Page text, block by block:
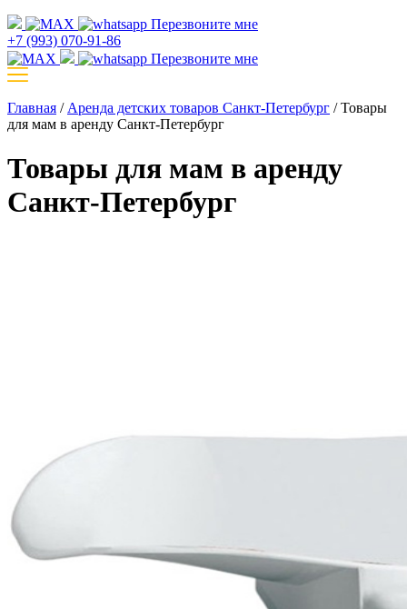
Перезвоните мне
+7 (993) 070-91-86
Перезвоните мне
Главная / Аренда детских товаров Санкт-Петербург /Товары
для мам в аренду Санкт-Петербург
Товары для мам в аренду
Санкт-Петербург